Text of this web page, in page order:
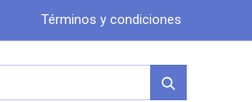
Términos y condicio​nes